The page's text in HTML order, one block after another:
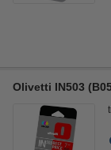
Olivetti IN503